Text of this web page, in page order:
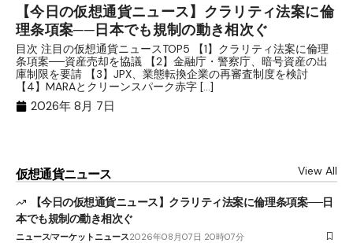
【今日の仮想通貨ニュース】クラリティ法案に倫
理条項案──日本でも規制の動き相次ぐ
目次 注目の仮想通貨ニュースTOP5 【1】クラリティ法案に倫理
条項案──資産売却を協議 【2】金融庁・警察庁、暗号資産の出
庫制限を要請 【3】JPX、業態転換企業の再審査制度を検討
【4】MARAとクリーンスパーク赤字 […]
2026年 8月 7日
仮想通貨ニュース View All
【今日の仮想通貨ニュース】クラリティ法案に倫理条項案──日
本でも規制の動き相次ぐ
ニュースマーケットニュース2026年08月07日 20時07分